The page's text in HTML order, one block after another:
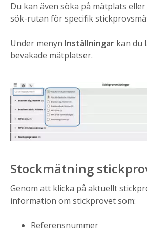
Du kan även söka på mätplats
sök-rutan för specifik
Under menyn Inställningar kan du
bevakade mätplatser.
Stockmätning
Genom att klicka på aktuellt
information om stickprovet som:
Referensnummer